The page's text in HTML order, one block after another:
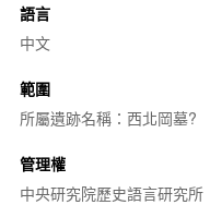
語言
中文
範圍
所屬遺跡名稱：西北岡墓?
管理權
中央研究院歷史語言研究所